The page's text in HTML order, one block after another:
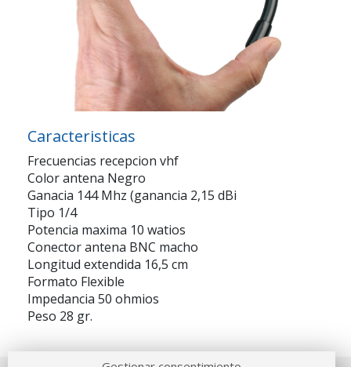
Caracteristicas
Frecuencias recepcion vhf
Color antena Negro
Ganacia 144 Mhz (ganancia 2,15 dBi
Tipo 1/4
Potencia maxima 10 watios
Conector antena BNC macho
Longitud extendida 16,5 cm
Formato Flexible
Impedancia 50 ohmios
Peso 28 gr.